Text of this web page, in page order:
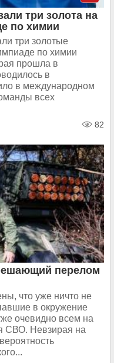
три золота на
по химии
три золотые
по химии
прошла в
в
в международном
всех
82
перелом
что уже ничто не
в окружение
очевидно всем на
СВО. Невзирая на